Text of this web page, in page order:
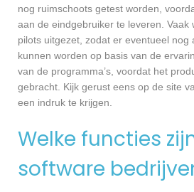
nog ruimschoots getest worden,
aan de eindgebruiker te leveren. Vaak
pilots uitgezet, zodat er eventueel nog
kunnen worden op basis van de
van de programma’s, voordat het
gebracht. Kijk gerust eens op de site
een indruk te krijgen.
Welke functies
software